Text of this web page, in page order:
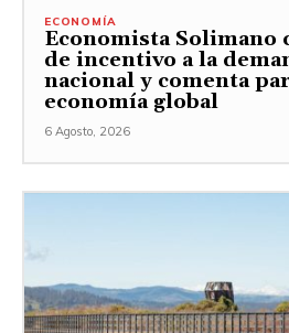
ECONOMÍA
Economista Solimano
de incentivo a la
nacional y comenta
economía global
6 Agosto, 2026